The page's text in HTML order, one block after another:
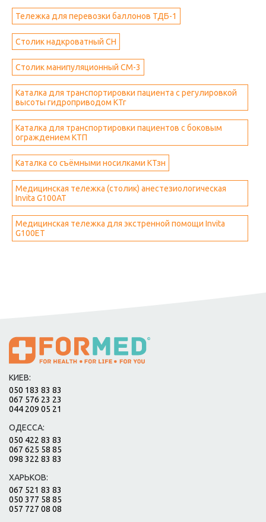
Тележка для перевозки баллонов ТДБ-1
Столик надкроватный СН
Столик манипуляционный СМ-3
Каталка для транспортировки пациента с регулировкой
высоты гидроприводом КТг
Каталка для транспортировки пациентов с боковым
ограждением КТП
Каталка со съёмными носилками КТзн
Медицинская тележка (столик) анестезиологическая
Invita G100AT
Медицинская тележка для экстренной помощи Invita
G100ET
КИЕВ:
050 183 83 83
067 576 23 23
044 209 05 21
ОДЕССА:
050 422 83 83
067 625 58 85
098 322 83 83
ХАРЬКОВ:
067 521 83 83
050 377 58 85
057 727 08 08